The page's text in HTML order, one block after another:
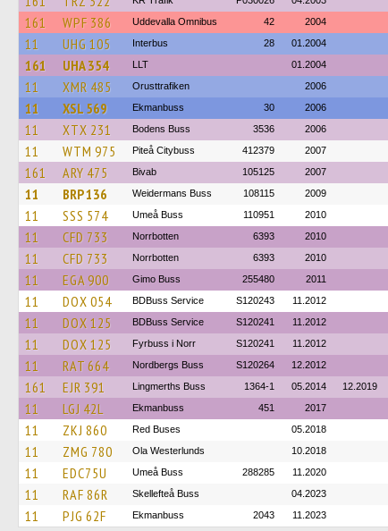
161 WPF 386 Uddevalla Omnibus 42 2004
11 UHG 105 Interbus 28 01.2004
161 UHA 354 LLT 01.2004
11 XMR 485 Orusttrafiken 2006
11 XSL 569 Ekmanbuss 30 2006
11 XTX 231 Bodens Buss 3536 2006
11 WTM 975 Piteå Citybuss 412379 2007
161 ARY 475 Bivab 105125 2007
11 BRP 136 Weidermans Buss 108115 2009
11 SSS 574 Umeå Buss 110951 2010
11 CFD 733 Norrbotten 6393 2010
11 CFD 733 Norrbotten 6393 2010
11 EGA 900 Gimo Buss 255480 2011
11 DOX 054 BDBuss Service S120243 11.2012
11 DOX 125 BDBuss Service S120241 11.2012
11 DOX 125 Fyrbuss i Norr S120241 11.2012
11 RAT 664 Nordbergs Buss S120264 12.2012
161 EJR 391 Lingmerths Buss 1364-1 05.2014 12.2019
11 LGJ 42L Ekmanbuss 451 2017
11 ZKJ 860 Red Buses 05.2018
11 ZMG 780 Ola Westerlunds 10.2018
11 EDC75U Umeå Buss 288285 11.2020
11 RAF 86R Skellefteå Buss 04.2023
11 PJG 62F Ekmanbuss 2043 11.2023